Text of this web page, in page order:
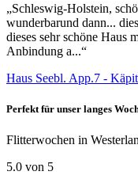
„Schleswig-Holstein,
wunderbarund dann...
dieses sehr schöne Haus
Anbindung a...“
Haus Seebl. App.7 -
Perfekt für unser langes
Flitterwochen in
5.0 von 5